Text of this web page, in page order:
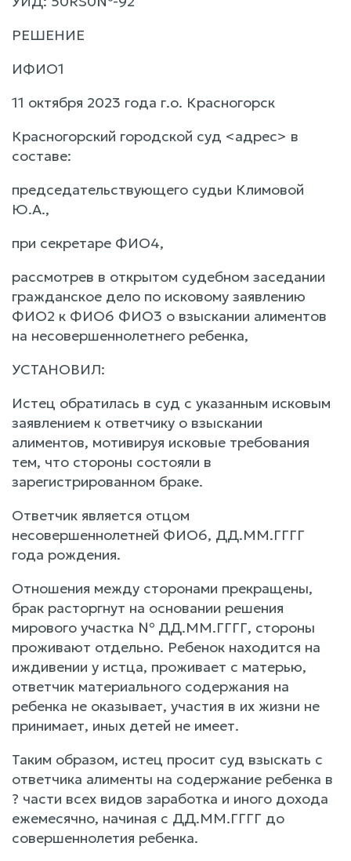
РЕШЕНИЕ
ИФИО1
11 октября 2023 года г.о. Красногорск
Красногорский городской суд <адрес> в
составе:
председательствующего судьи Климовой
Ю.А.,
при секретаре ФИО4,
рассмотрев в открытом судебном заседании
гражданское дело по исковому заявлению
ФИО2 к ФИО6 ФИО3 о взыскании алиментов
на несовершеннолетнего ребенка,
УСТАНОВИЛ:
Истец обратилась в суд с указанным исковым
заявлением к ответчику о взыскании
алиментов, мотивируя исковые требования
тем, что стороны состояли в
зарегистрированном браке.
Ответчик является отцом
несовершеннолетней ФИО6, ДД.ММ.ГГГГ
года рождения.
Отношения между сторонами прекращены,
брак расторгнут на основании решения
мирового участка № ДД.ММ.ГГГГ, стороны
проживают отдельно. Ребенок находится на
иждивении у истца, проживает с матерью,
ответчик материального содержания на
ребенка не оказывает, участия в их жизни не
принимает, иных детей не имеет.
Таким образом, истец просит суд взыскать с
ответчика алименты на содержание ребенка в
? части всех видов заработка и иного дохода
ежемесячно, начиная с ДД.ММ.ГГГГ до
совершеннолетия ребенка.